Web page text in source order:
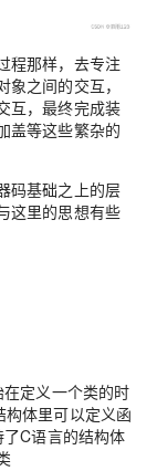
程那样，去专注
之间的交互，
互，最终完成装
盖等这些繁杂的
码基础之上的层
这里的思想有些
定义一个类的时
体里可以定义函
C语言的结构体